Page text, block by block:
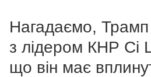
Нагадаємо,
з лідером КНР Сі
що він має